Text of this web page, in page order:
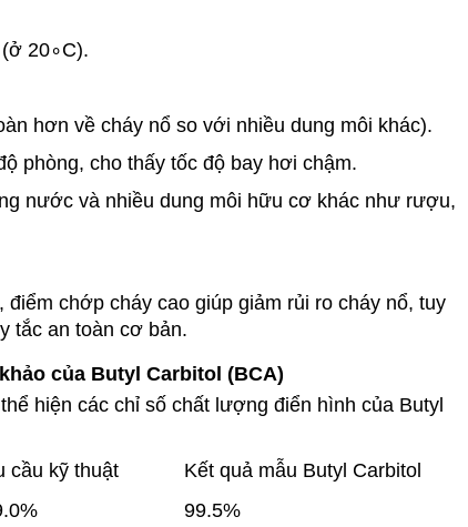
20∘C).
hơn về cháy nổ so với nhiều dung môi khác).
phòng, cho thấy tốc độ bay hơi chậm.
nước và nhiều dung môi hữu cơ khác như rượu,
chớp cháy cao giúp giảm rủi ro cháy nổ, tuy
tắc an toàn cơ bản.
của Butyl Carbitol (BCA)
hiện các chỉ số chất lượng điển hình của Butyl
cầu kỹ thuật
Kết quả mẫu Butyl Carbitol
99.5%